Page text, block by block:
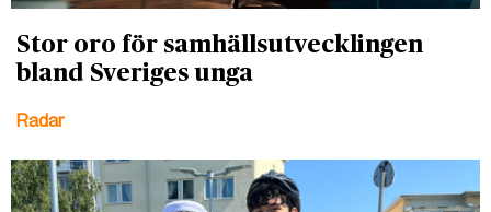
Stor oro för samhällsutvecklingen
bland Sveriges unga
Radar